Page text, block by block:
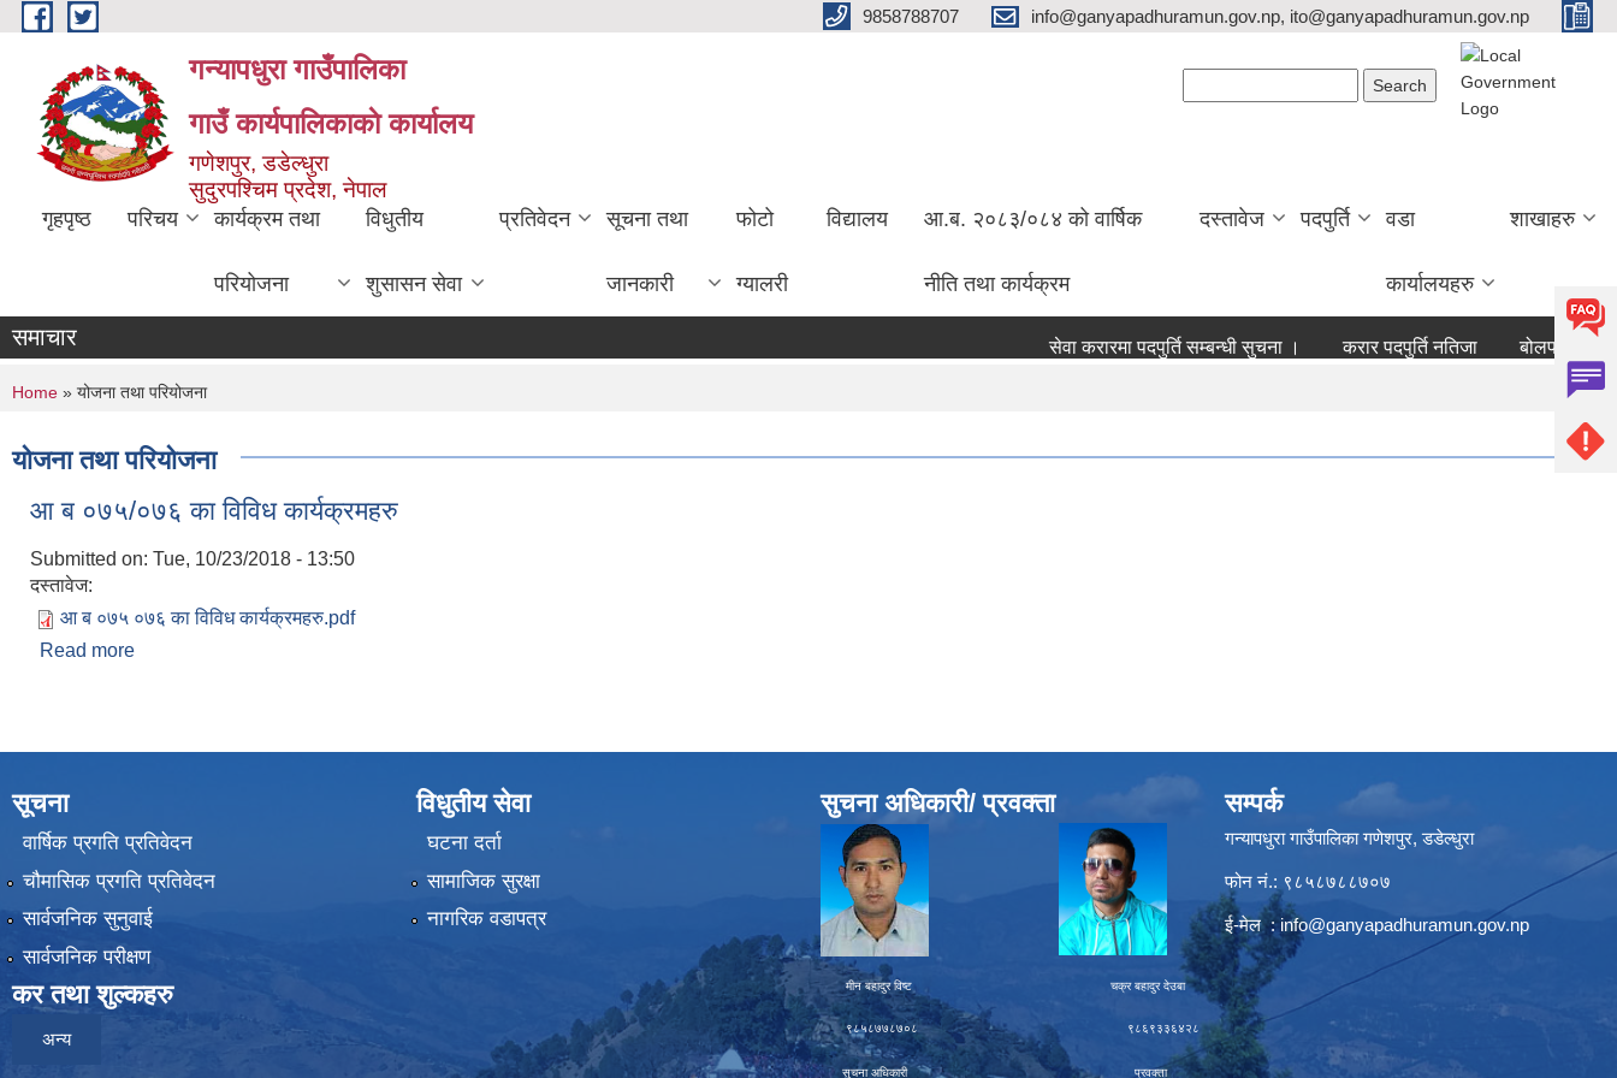
Skip to main content 9858788707 info@ganyapadhuramun.gov.np, ito@ganyapadhuramun.gov.np
गन्यापधुरा गाउँपालिका
गाउँ कार्यपालिकाकाे कार्यालय
गणेशपुर, डडेल्धुरा
सुदुरपश्चिम प्रदेश, नेपाल
गृहपृष्ठ परिचय कार्यक्रम तथा
परियोजना
विधुतीय
शुसासन सेवा
प्रतिवेदन सूचना तथा
जानकारी
फोटो
ग्यालरी
विद्यालय आ.ब. २०८३/०८४ को वार्षिक
नीति तथा कार्यक्रम
दस्तावेज पदपुर्ति वडा
कार्यालयहरु
शाखाहरु
समाचार सेवा करारमा पदपुर्ति सम्बन्धी सुचना । करार पदपुर्ति नतिजा बोलपत्र आह्वान
You are here
Home » योजना तथा परियोजना
योजना तथा परियोजना
आ ब ०७५/०७६ का विविध कार्यक्रमहरु
Submitted on: Tue, 10/23/2018 - 13:50
दस्तावेज:
आ ब ०७५ ०७६ का विविध कार्यक्रमहरु.pdf
Read more
सूचना
वार्षिक प्रगति प्रतिवेदन
चौमासिक प्रगति प्रतिवेदन
सार्वजनिक सुनुवाई
सार्वजनिक परीक्षण
कर तथा शुल्कहरु
अन्य
विधुतीय सेवा
घटना दर्ता
सामाजिक सुरक्षा
नागरिक वडापत्र
सुचना अधिकारी/ प्रवक्ता
मीन बहादुर विष्ट चक्र बहादुर देउबा
९८५८७७८७०८ ९८६९३३६४२८
सुचना अधिकारी प्रवक्ता
सम्पर्क
गन्यापधुरा गाउँपालिका गणेशपुर, डडेल्धुरा
फोन नं.: ९८५८७८८७०७
ई-मेल :info@ganyapadhuramun.gov.np